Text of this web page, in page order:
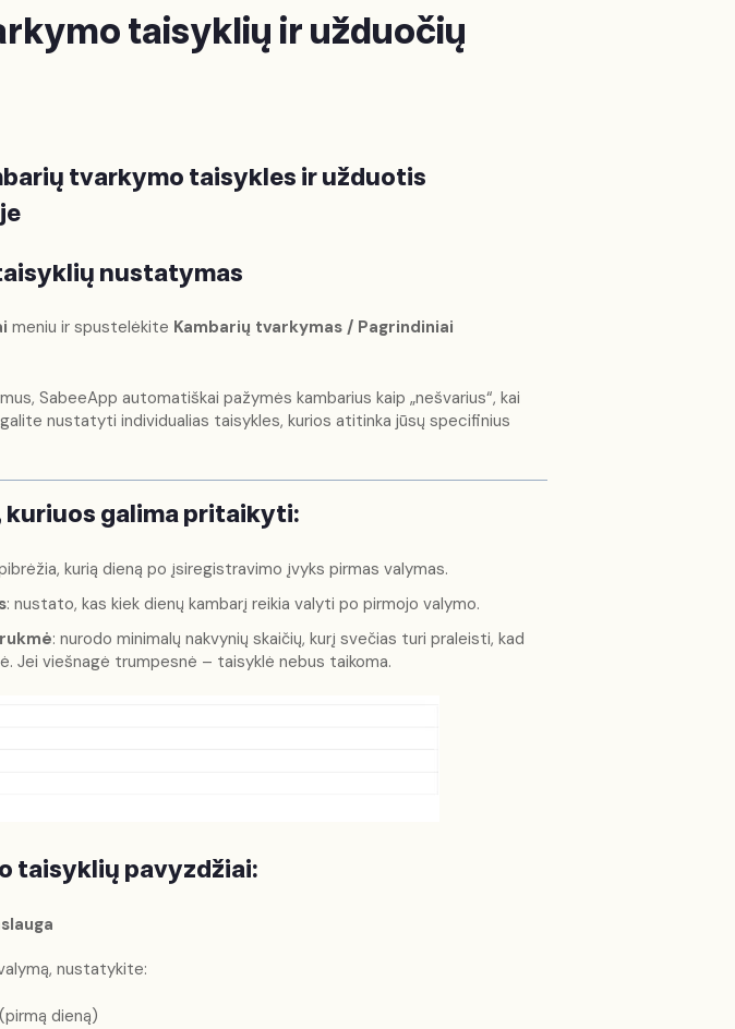
taisyklių ir užduočių
tvarkymo taisykles ir užduotis
nustatymas
meniu ir spustelėkite Kambarių tvarkymas / Pagrindiniai
SabeeApp automatiškai pažymės kambarius kaip „nešvarius“, kai
nustatyti individualias taisykles, kurios atitinka jūsų specifinius
kuriuos galima pritaikyti:
kurią dieną po įsiregistravimo įvyks pirmas valymas.
: nustato, kas kiek dienų kambarį reikia valyti po pirmojo valymo.
: nurodo minimalų nakvynių skaičių, kurį svečias turi praleisti, kad
Jei viešnagė trumpesnė – taisyklė nebus taikoma.
taisyklių pavyzdžiai:
nustatykite:
dieną)